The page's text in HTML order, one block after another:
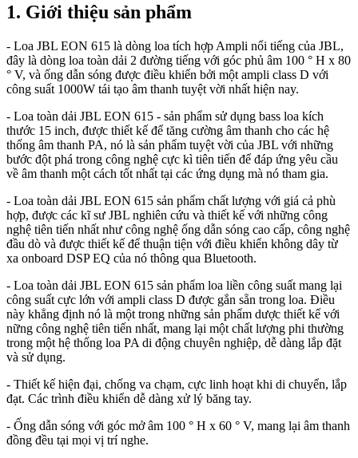
1. Giới thiệu sản phẩm
- Loa JBL EON 615 là dòng loa tích hợp Ampli nổi tiếng của JBL,
đây là dòng loa toàn dải 2 đường tiếng với góc phủ âm 100 ° H x 80
° V, và ống dẫn sóng được điều khiển bởi một ampli class D với
công suất 1000W tái tạo âm thanh tuyệt vời nhất hiện nay.
- Loa toàn dải JBL EON 615 - sản phẩm sử dụng bass loa kích
thước 15 inch, được thiết kế để tăng cường âm thanh cho các hệ
thống âm thanh PA, nó là sản phẩm tuyệt vời của JBL với những
bước đột phá trong công nghệ cực kì tiên tiến để đáp ứng yêu cầu
về âm thanh một cách tốt nhất tại các ứng dụng mà nó tham gia.
- Loa toàn dải JBL EON 615 sản phẩm chất lượng với giá cả phù
hợp, được các kĩ sư JBL nghiên cứu và thiết kế với những công
nghệ tiên tiến nhất như công nghệ ống dẫn sóng cao cấp, công nghệ
đầu dò và được thiết kế để thuận tiện với điều khiển không dây từ
xa onboard DSP EQ của nó thông qua Bluetooth.
- Loa toàn dải JBL EON 615 sản phẩm loa liền công suất mang lại
công suất cực lớn với ampli class D được gắn sẵn trong loa. Điều
này khẳng định nó là một trong những sản phẩm dược thiết kế với
nững công nghệ tiên tiến nhất, mang lại một chất lượng phi thường
trong một hệ thống loa PA di động chuyên nghiệp, dễ dàng lắp đặt
và sử dụng.
- Thiết kế hiện đại, chống va chạm, cực linh hoạt khi di chuyển, lắp
đạt. Các trình điều khiển dễ dàng xử lý băng tay.
- Ống dẫn sóng với góc mở âm 100 ° H x 60 ° V, mang lại âm thanh
đồng đều tại mọi vị trí nghe.